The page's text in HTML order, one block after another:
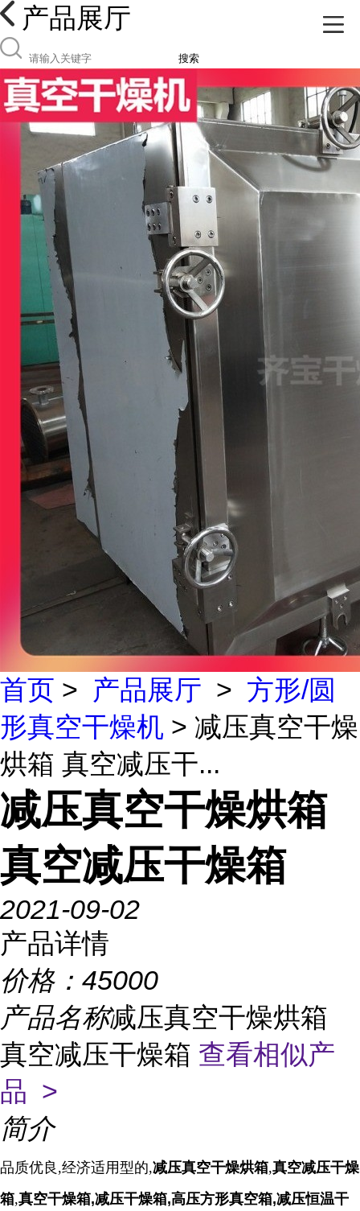
产品展厅
搜索
首页 > 产品展厅 > 方形/圆
形真空干燥机 > 减压真空干燥
烘箱 真空减压干...
减压真空干燥烘箱
真空减压干燥箱
2021-09-02
产品详情
价格： 45000
产品名称减压真空干燥烘箱
真空减压干燥箱 查看相似产
品 >
简介
品质优良,经济适用型的,减压真空干燥烘箱,真空减压干燥
箱,真空干燥箱,减压干燥箱,高压方形真空箱,减压恒温干